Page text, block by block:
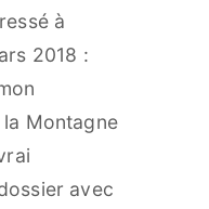
à
2018 :
Montagne
avec